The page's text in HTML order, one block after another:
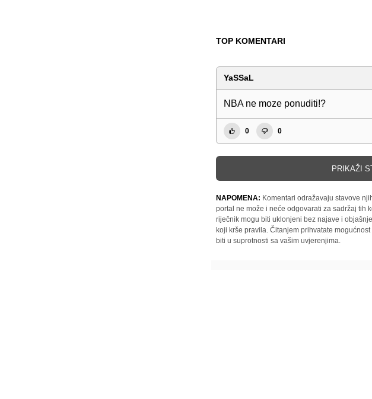
TOP KOMENTARI
YaSSaL
NBA ne moze ponuditi!?
0 0
PRIKAŽI
NAPOMENA: Komentari odražavaju stavove
portal ne može i neće odgovarati za sadržaj tih
riječnik mogu biti uklonjeni bez najave i
koji krše pravila. Čitanjem prihvatate
biti u suprotnosti sa vašim uvjerenjima.